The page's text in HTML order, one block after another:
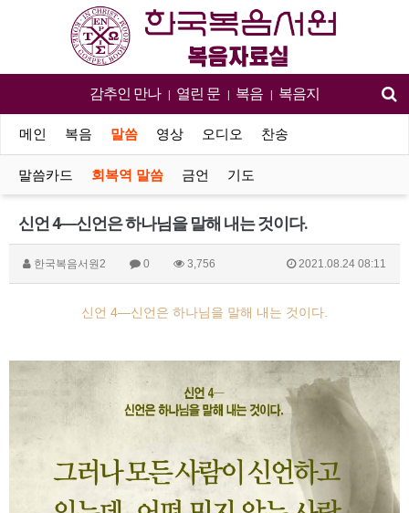
감추인 만나 | 열린 문 | 복음 | 복음지
메인 복음 말씀 영상 오디오 찬송
말씀카드 회복역 말씀 금언 기도
신언 4―신언은 하나님을 말해 내는 것이다.
한국복음서원2 0 3,756 2021.08.24 08:11
신언 4―신언은 하나님을 말해 내는 것이다.